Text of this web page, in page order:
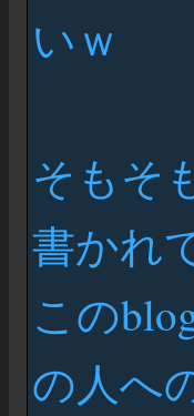
いｗ
そもそ
書かれ
この
の人へ